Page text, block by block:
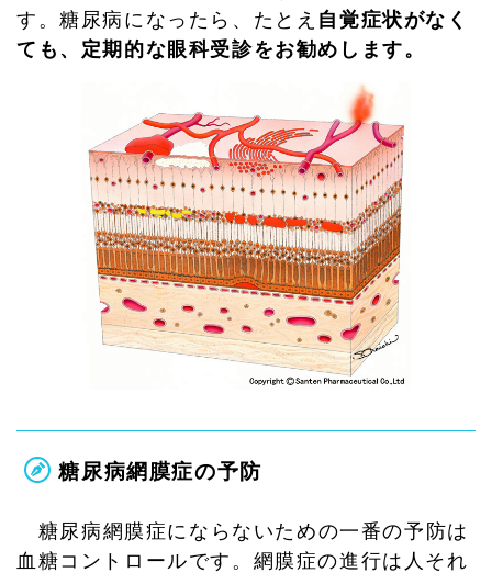
す。糖尿病になったら、たとえ 自覚症状がなく
ても、定期的な眼科受診をお勧めします。
糖尿病網膜症の予防
糖尿病網膜症にならないための一番の予防は
血糖コントロールです。網膜症の進行は人それ